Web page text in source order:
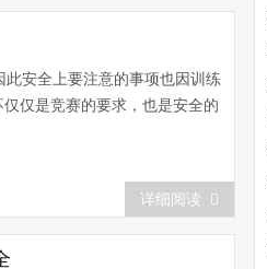
安全上要注意的事项也因训练
仅是竞赛的要求，也是安全的
详细阅读